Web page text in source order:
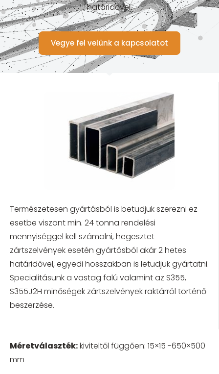
határidővel.
Vegye fel velünk a kapcsolatot
Természetesen gyártásból is betudjuk szerezni ez
esetbe viszont min. 24 tonna rendelési
mennyiséggel kell számolni, hegesztet
zártszelvények esetén gyártásból akár 2 hetes
határidővel, egyedi hosszakban is letudjuk gyártatni.
Specialitásunk a vastag falú valamint az S355,
S355J2H minőségek zártszelvények raktárról történő
beszerzése.
Méretválaszték:kiviteltől függően: 15×15 -650×500
mm